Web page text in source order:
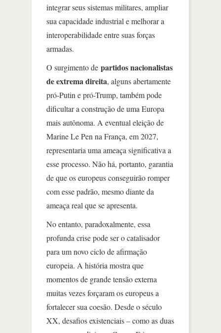
integrar seus sistemas militares, ampliar
sua capacidade industrial e melhorar a
interoperabilidade entre suas forças
armadas.
O surgimento de partidos nacionalistas
de extrema direita, alguns abertamente
pró-Putin e pró-Trump, também pode
dificultar a construção de uma Europa
mais autônoma. A eventual eleição de
Marine Le Pen na França, em 2027,
representaria uma ameaça significativa a
esse processo. Não há, portanto, garantia
de que os europeus conseguirão romper
com esse padrão, mesmo diante da
ameaça real que se apresenta.
No entanto, paradoxalmente, essa
profunda crise pode ser o catalisador
para um novo ciclo de afirmação
europeia. A história mostra que
momentos de grande tensão externa
muitas vezes forçaram os europeus a
fortalecer sua coesão. Desde o século
XX, desafios existenciais – como as duas